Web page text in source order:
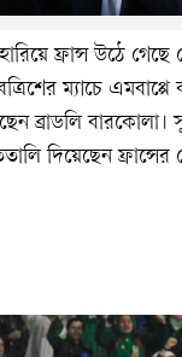
ফ্রান্স উঠে
ম্যাচে
ব্রাডলি বারকোলা।
দিয়েছেন ফ্রান্সের